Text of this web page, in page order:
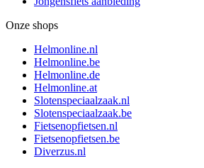
Onze shops
Helmonline.nl
Helmonline.be
Helmonline.de
Helmonline.at
Slotenspeciaalzaak.nl
Slotenspeciaalzaak.be
Fietsenopfietsen.nl
Fietsenopfietsen.be
Diverzus.nl